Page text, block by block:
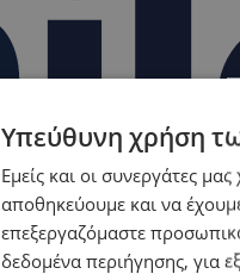
Υπεύθυνη χρήση
Εμείς και οι συνεργάτες
αποθηκεύουμε και να
επεξεργαζόμαστε
δεδομένα περιήγησης, για